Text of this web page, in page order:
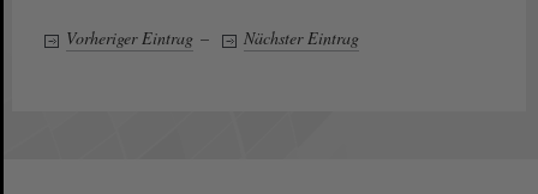
Vorheriger Eintrag – Nächster Eintrag